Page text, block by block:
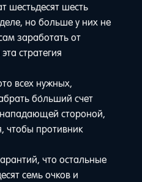
шестьдесят шесть
но больше у них не
заработать от
стратегия
всех нужных,
бо́льший счет
стороной,
чтобы противник
что остальные
семь очков и